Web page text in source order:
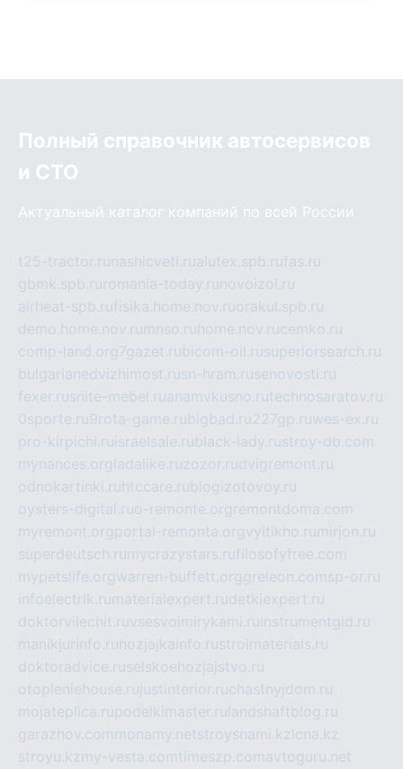
Полный справочник автосервисов
и СТО
Актуальный каталог компаний по всей России
t25-tractor.ru nashicveti.rualutex.spb.rufas.ru
gbmk.spb.ru romania-today.ru novoizol.ru
airheat-spb.rufisika.home.nov.ruorakul.spb.ru
demo.home.nov.ru mnso.ru home.nov.rucemko.ru
comp-land.org 7gazet.rubicom-oil.rusuperiorsearch.ru
bulgarianedvizhimost.rusn-hram.rusenovosti.ru
fexer.rusnite-mebel.ruanamvkusno.rutechnosaratov.ru
0sporte.ru9rota-game.rubigbad.ru227gp.ruwes-ex.ru
pro-kirpichi.ru israelsale.rublack-lady.rustroy-db.com
mynances.org ladalike.ruzozor.rudvigremont.ru
odnokartinki.ru htccare.rublogizotovoy.ru
oysters-digital.ruo-remonte.org remontdoma.com
myremont.org portal-remonta.orgvyitikho.ru mirjon.ru
superdeutsch.ru mycrazystars.rufilosofyfree.com
mypetslife.orgwarren-buffett.orggreleon.comsp-or.ru
infoelectrik.ru materialexpert.rudetkiexpert.ru
doktorvilechit.ruvsesvoimirykami.ru instrumentgid.ru
manikjurinfo.ru hozjajkainfo.rustroimaterials.ru
doktoradvice.ruselskoehozjajstvo.ru
otopleniehouse.ru justinterior.ruchastnyjdom.ru
mojateplica.rupodelkimaster.ru landshaftblog.ru
garazhov.com monamy.netstroysnami.kz lcna.kz
stroyu.kz my-vesta.com timeszp.comavtoguru.net